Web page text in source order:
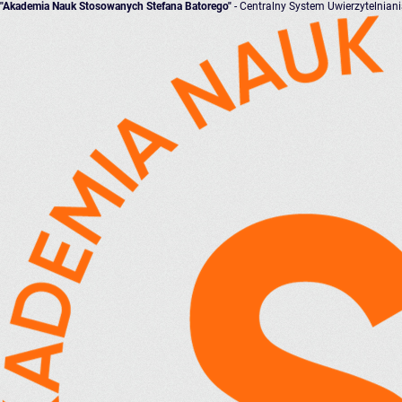
"Akademia Nauk Stosowanych Stefana Batorego" - Centralny System